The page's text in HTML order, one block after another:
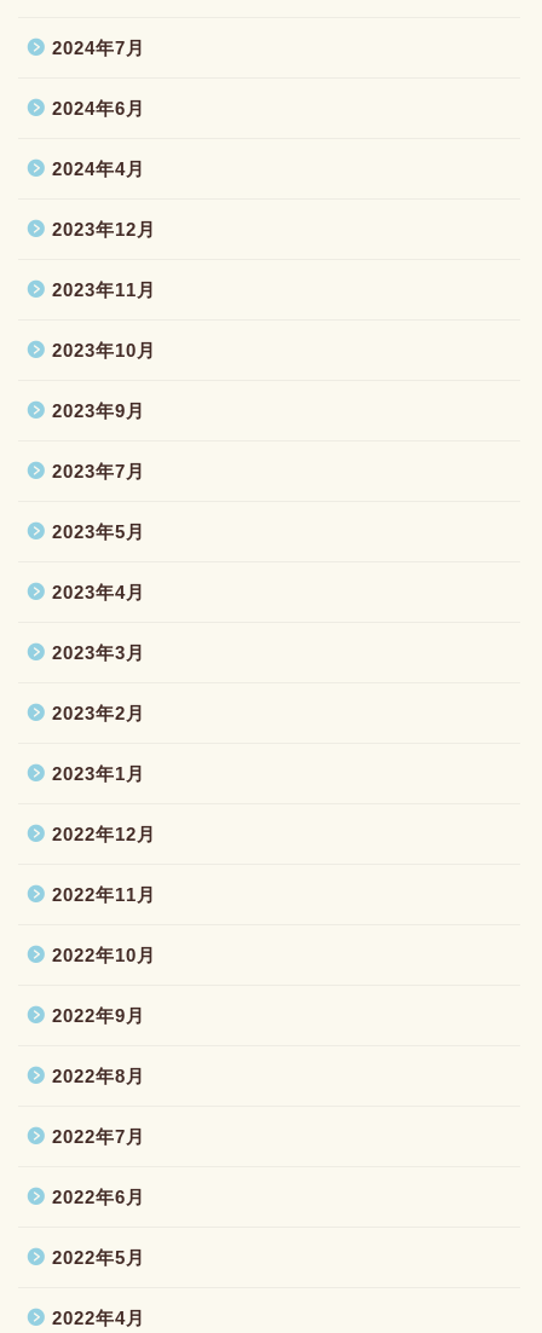
2024年7月
2024年6月
2024年4月
2023年12月
2023年11月
2023年10月
2023年9月
2023年7月
2023年5月
2023年4月
2023年3月
2023年2月
2023年1月
2022年12月
2022年11月
2022年10月
2022年9月
2022年8月
2022年7月
2022年6月
2022年5月
2022年4月